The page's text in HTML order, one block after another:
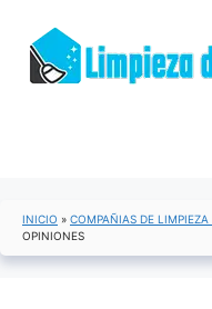
contenido
INICIO » COMPAÑIAS DE LIMPIEZA
OPINIONES